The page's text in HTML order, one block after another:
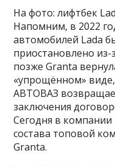
На фото: лифтбек
Напомним, в 2022
автомобилей Lada
приостановлено
позже Granta
«упрощённом»
АВТОВАЗ
заключения
Сегодня в компании
состава топовой
Granta.